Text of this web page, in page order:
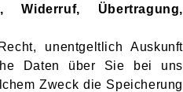
Widerruf, Übertragung,
unentgeltlich Auskunft
Daten über Sie bei uns
Zweck die Speicherung